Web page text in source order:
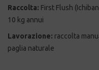
Raccolta: First Flush
10 kg annui
Lavorazione: raccolta
paglia naturale